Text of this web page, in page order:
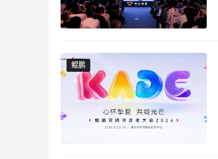
鲲鹏
鲲鹏